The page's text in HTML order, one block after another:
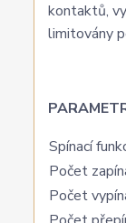
kontaktů,
limitovány
Spínací
Počet
Počet